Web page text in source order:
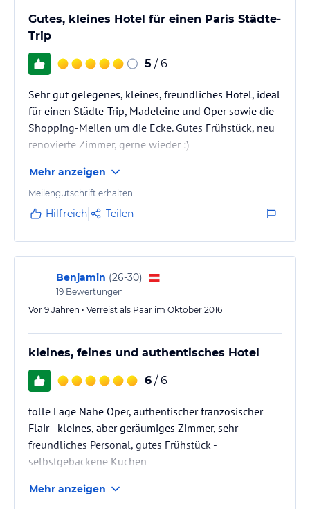
Gutes, kleines Hotel für einen Paris Städte-
Trip
5 / 6
Sehr gut gelegenes, kleines, freundliches Hotel, ideal
für einen Städte-Trip, Madeleine und Oper sowie die
Shopping-Meilen um die Ecke. Gutes Frühstück, neu
renovierte Zimmer, gerne wieder :)
Mehr anzeigen
Meilengutschrift erhalten
Hilfreich Teilen
Benjamin (26-30)
19 Bewertungen
Vor 9 Jahren • Verreist als Paar im Oktober 2016
kleines, feines und authentisches Hotel
6 / 6
tolle Lage Nähe Oper, authentischer französischer
Flair - kleines, aber geräumiges Zimmer, sehr
freundliches Personal, gutes Frühstück -
selbstgebackene Kuchen
Mehr anzeigen